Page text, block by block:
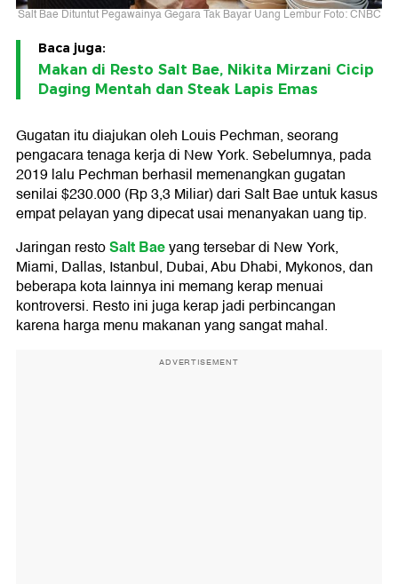
Salt Bae Dituntut Pegawainya Gegara Tak Bayar Uang Lembur Foto: CNBC
Baca juga:
Makan di Resto Salt Bae, Nikita Mirzani Cicip
Daging Mentah dan Steak Lapis Emas
Gugatan itu diajukan oleh Louis Pechman, seorang
pengacara tenaga kerja di New York. Sebelumnya, pada
2019 lalu Pechman berhasil memenangkan gugatan
senilai $230.000 (Rp 3,3 Miliar) dari Salt Bae untuk kasus
empat pelayan yang dipecat usai menanyakan uang tip.
Jaringan restoSalt Baeyang tersebar di New York,
Miami, Dallas, Istanbul, Dubai, Abu Dhabi, Mykonos, dan
beberapa kota lainnya ini memang kerap menuai
kontroversi. Resto ini juga kerap jadi perbincangan
karena harga menu makanan yang sangat mahal.
ADVERTISEMENT